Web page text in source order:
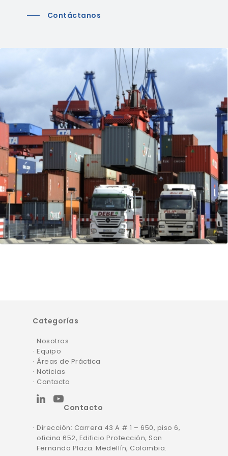
Contáctanos
Categorías
Nosotros
Equipo
Áreas de Práctica
Noticias
Contacto
linkedinyoutube
Contacto
Dirección: Carrera 43 A # 1 – 650, piso 6,
oficina 652, Edificio Protección, San
Fernando Plaza. Medellín, Colombia.